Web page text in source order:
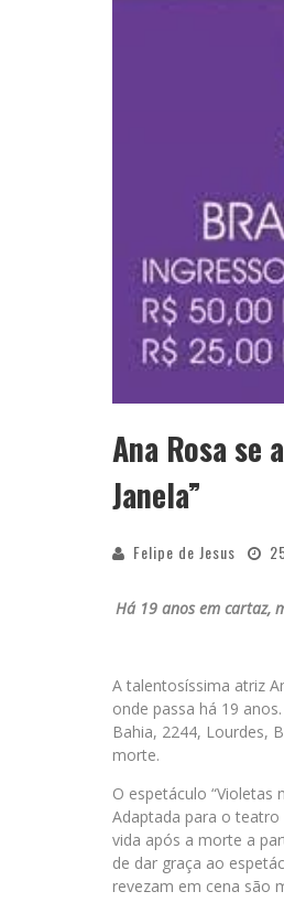
Ana Rosa se
Janela”
Felipe de Jesus
Há 19 anos em cartaz,
A talentosíssima atriz
onde passa há 19
Bahia, 2244, Lourdes,
morte.
O espetáculo “Violetas
Adaptada para o
vida após a morte a
de dar graça ao
revezam em cena são